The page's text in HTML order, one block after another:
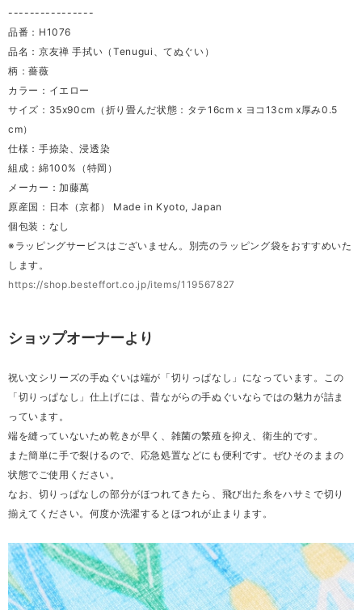
----------------
品番：H1076
品名：京友禅 手拭い（Tenugui、てぬぐい）
柄：薔薇
カラー：イエロー
サイズ：35x90cm（折り畳んだ状態：タテ16cm x ヨコ13cm x厚み0.5
cm）
仕様：手捺染、浸透染
組成：綿100%（特岡）
メーカー：加藤萬
原産国：日本（京都） Made in Kyoto, Japan
個包装：なし
※ラッピングサービスはございません。別売のラッピング袋をおすすめいた
します。
https://shop.besteffort.co.jp/items/119567827
ショップオーナーより
祝い文シリーズの手ぬぐいは端が「切りっぱなし」になっています。この
「切りっぱなし」仕上げには、昔ながらの手ぬぐいならではの魅力が詰ま
っています。
端を縫っていないため乾きが早く、雑菌の繁殖を抑え、衛生的です。
また簡単に手で裂けるので、応急処置などにも便利です。ぜひそのままの
状態でご使用ください。
なお、切りっぱなしの部分がほつれてきたら、飛び出た糸をハサミで切り
揃えてください。何度か洗濯するとほつれが止まります。